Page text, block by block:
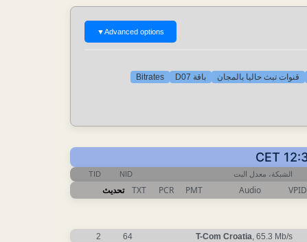
Advanced options
▼
قنوات تبث حاليا بالمجان باقة D07 Bitrates
الشبكة، معدل البت NID
TID
VPID
Audio
PMT
PCR
TXT تحديث
T-Com Croatia , 65.3 Mb/s
64
2